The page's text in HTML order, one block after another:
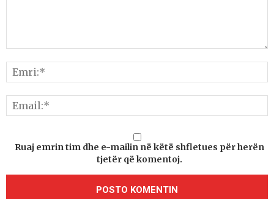
Ruaj emrin tim dhe e-mailin në këtë shfletues për herën
tjetër që komentoj.